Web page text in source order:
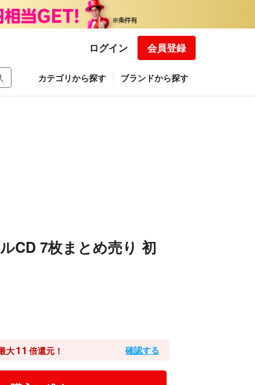
ログイン 会員登録
カテゴリから探す ブランドから探す
CD 7枚まとめ売り 初
大11 倍還元！ 確認する